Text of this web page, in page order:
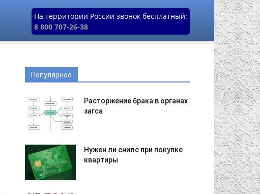
На территории России звонок бесплатный:
8 800 707-26-38
Популярное
Расторжение брака в органах
загса
Нужен ли снилс при покупке
квартиры